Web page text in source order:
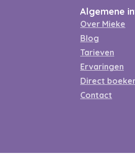
Algemene
Over Mieke
Blog
Tarieven
Ervaringen
Direct
Contact